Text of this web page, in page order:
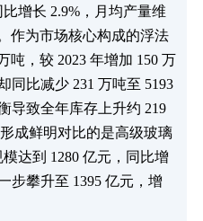
增长 2.9%，月均产量维
作为市场核心构成的浮法
吨，较 2023 年增加 150 万
同比减少 231 万吨至 5193
导致全年库存上升约 219
成鲜明对比的是高级玻璃
达到 1280 亿元，同比增
步攀升至 1395 亿元，增